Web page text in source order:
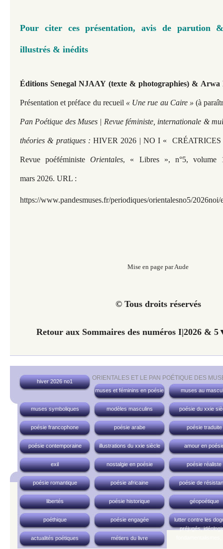
Pour citer ces présentation, avis de parution &
illustrés & inédits
Éditions Senegal NJAAY (texte & photographies) & Arwa
Présentation et préface du recueil « Une rue au Caire » (à
Pan Poétique des Muses | Revue féministe, internationale &
théories & pratiques :HIVER 2026 | NO I «
Revue poéféministeOrientales, « Libres », n°5,
mars 2026. URL :
https://www.pandesmuses.fr/periodiques/orientalesno5/2026noi/
Mise en page par Aude
© Tous droits réservés
Retour aux Sommaires des numéros I|2026 &
ORIENTALES ET LE PAN POÉTIQUE DES
hiver 2026 no1
muses et féminins en poésie
muses au
muses symboliques modèles masculins poésie du xxie
poésie francophone poésie arabe poésie traduite
poésie contemporaine illustrations du xxie siècle amour en
exil nostalgie en poésie poésie réaliste
poésie romantique poésie africaine poésie de
libertés poésie historique géopoétique
poéthique poésie engagée
lutter contre les
préjugés,
actualités poétiques métiers du livre